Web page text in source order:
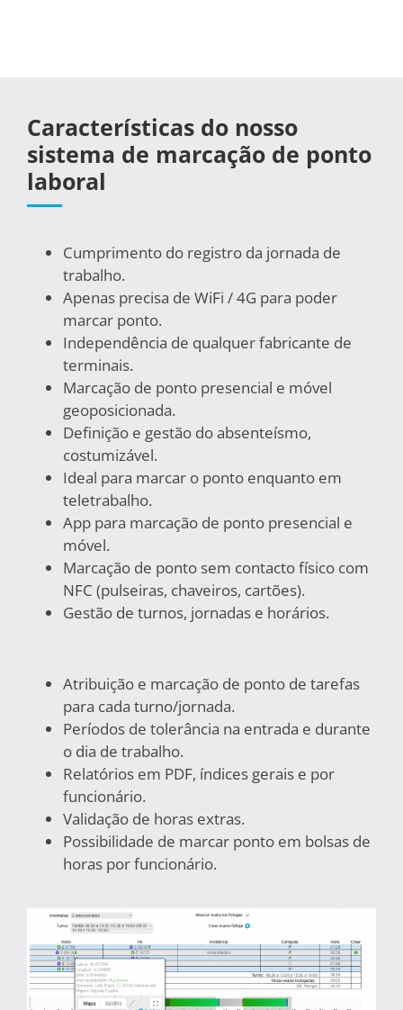
Características do nosso
sistema de marcação de ponto
laboral
Cumprimento do registro da jornada de
trabalho.
Apenas precisa de WiFi / 4G para poder
marcar ponto.
Independência de qualquer fabricante de
terminais.
Marcação de ponto presencial e móvel
geoposicionada.
Definição e gestão do absenteísmo,
costumizável.
Ideal para marcar o ponto enquanto em
teletrabalho.
App para marcação de ponto presencial e
móvel.
Marcação de ponto sem contacto físico com
NFC (pulseiras, chaveiros, cartões).
Gestão de turnos, jornadas e horários.
Atribuição e marcação de ponto de tarefas
para cada turno/jornada.
Períodos de tolerância na entrada e durante
o dia de trabalho.
Relatórios em PDF, índices gerais e por
funcionário.
Validação de horas extras.
Possibilidade de marcar ponto em bolsas de
horas por funcionário.